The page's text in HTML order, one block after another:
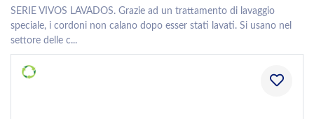
SERIE VIVOS LAVADOS. Grazie ad un trattamento di lavaggio
speciale, i cordoni non calano dopo esser stati lavati. Si usano nel
settore delle c...